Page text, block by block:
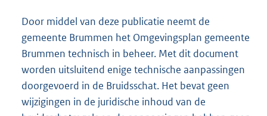
r
o
t
t
e
4
Door middel van deze publicatie neemt de
gemeente Brummen het Omgevingsplan gemeente
Brummen technisch in beheer. Met dit document
worden uitsluitend enige technische aanpassingen
doorgevoerd in de Bruidsschat. Het bevat geen
wijzigingen in de juridische inhoud van de